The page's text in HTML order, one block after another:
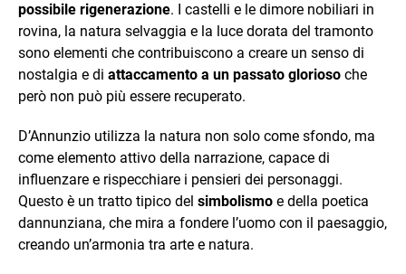
possibile rigenerazione. I castelli e le dimore nobiliari in
rovina, la natura selvaggia e la luce dorata del tramonto
sono elementi che contribuiscono a creare un senso di
nostalgia e di attaccamento a un passato glorioso che
però non può più essere recuperato.
D’Annunzio utilizza la natura non solo come sfondo, ma
come elemento attivo della narrazione, capace di
influenzare e rispecchiare i pensieri dei personaggi.
Questo è un tratto tipico del simbolismo e della poetica
dannunziana, che mira a fondere l’uomo con il paesaggio,
creando un’armonia tra arte e natura.